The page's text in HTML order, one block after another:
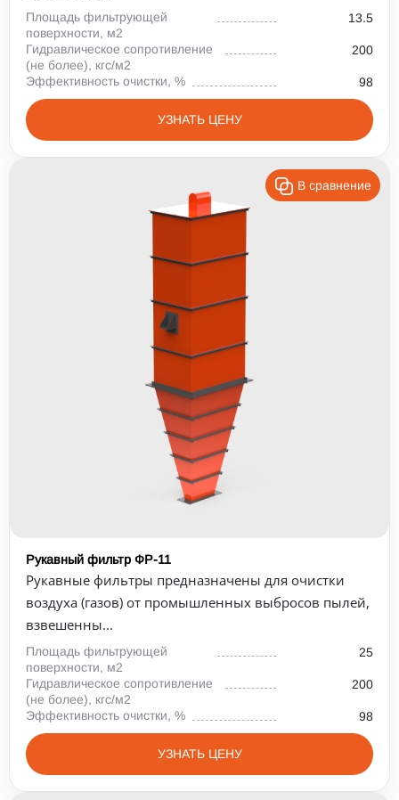
Площадь фильтрующей
поверхности, м2
13.5
Гидравлическое сопротивление
(не более), кгс/м2
200
Эффективность очистки, % 98
УЗНАТЬ ЦЕНУ
В сравнение
Рукавный фильтр ФР-11
Рукавные фильтры предназначены для очистки
воздуха (газов) от промышленных выбросов пылей,
взвешенны...
Площадь фильтрующей
поверхности, м2
25
Гидравлическое сопротивление
(не более), кгс/м2
200
Эффективность очистки, % 98
УЗНАТЬ ЦЕНУ